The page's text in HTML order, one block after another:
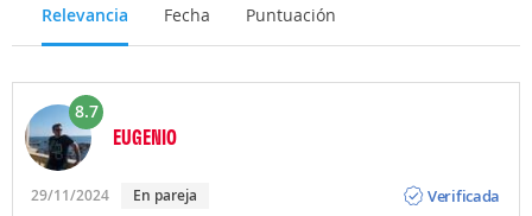
Relevancia Fecha Puntuación
8.7
EUGENIO
29/11/2024 En pareja
Verificada